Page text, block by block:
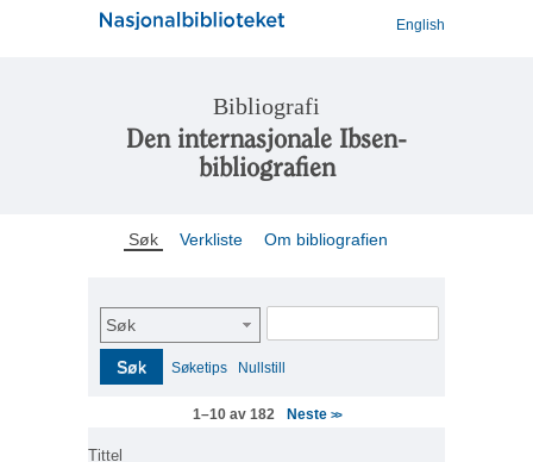
English
Bibliografi
Den internasjonale Ibsen-
bibliografien
Søk Verkliste Om bibliografien
Søk
Søk Søketips Nullstill
1–10 av 182 Neste >>
Tittel